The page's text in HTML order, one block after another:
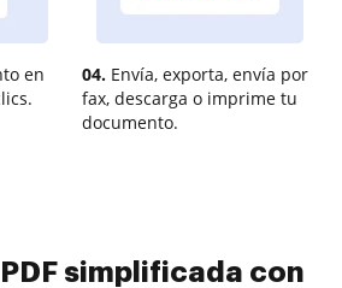
en
04. Envía, exporta, envía por
fax, descarga o imprime tu
documento.
simplificada con